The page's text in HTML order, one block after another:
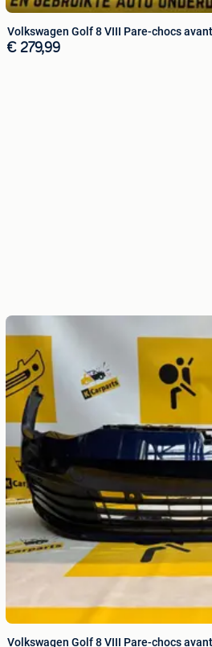
Volkswagen Golf 8 VIII Pare-chocs
€ 279,99
Volkswagen Golf 8 VIII Pare-chocs